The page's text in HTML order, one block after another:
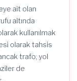
ait olan
altında
kullanılmak
olarak tahsis
ancak trafo, yol
de